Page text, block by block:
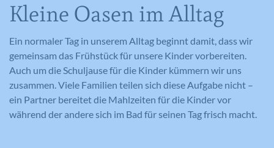
Kleine Oasen im Alltag
Ein normaler Tag in unserem Alltag beginnt damit, dass wir
gemeinsam das Frühstück für unsere Kinder vorbereiten.
Auch um die Schuljause für die Kinder kümmern wir uns
zusammen. Viele Familien teilen sich diese Aufgabe nicht –
ein Partner bereitet die Mahlzeiten für die Kinder vor
während der andere sich im Bad für seinen Tag frisch macht.